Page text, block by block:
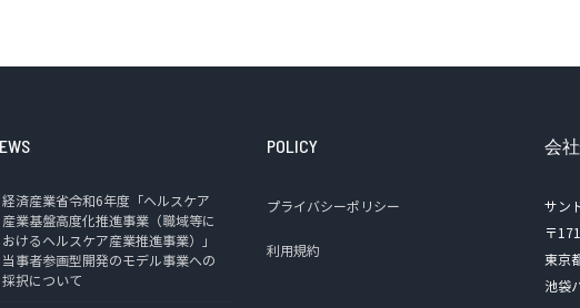
経済産業省令和6年度「ヘルスケア
産業基盤高度化推進事業（職域等に
おけるヘルスケア産業推進事業）」
当事者参画型開発のモデル事業への
採択について
POLICY
プライバシーポリシー
利用規約
会
サン
〒
東京
池袋